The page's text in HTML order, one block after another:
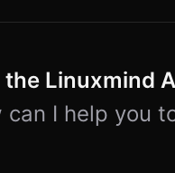
the Linuxmind
can I help you